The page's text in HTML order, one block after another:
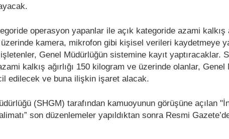
operasyon yapanlar ile açık kategoride azami kalkış
kamera, mikrofon gibi kişisel verileri kaydetmeye
Genel Müdürlüğün sistemine kayıt yaptıracaklar.
kalkış ağırlığı 150 kilogram ve üzerinde olanlar, Genel
edilecek ve buna ilişkin işaret alacak.
(SHGM) tarafından kamuoyunun görüşüne açılan
son düzenlemeler yapıldıktan sonra Resmi